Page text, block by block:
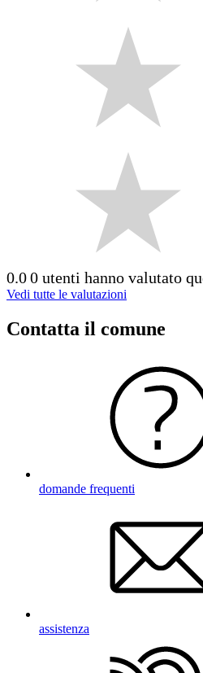
0.00 utenti hanno valutato
Vedi tutte le valutazioni
Contatta il comune
domande frequenti
assistenza